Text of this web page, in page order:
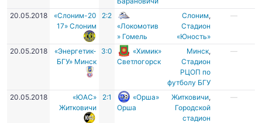
20.05.2018
«Слоним-20
17» Слоним
2:2
«Локомотив
» Гомель
Слоним,
Стадион
«Юность»
—
20.05.2018
«Энергетик-
БГУ» Минск
3:0
«Химик»
Светлогорск
Минск,
Стадион
РЦОП по
футболу БГУ
—
20.05.2018
«ЮАС»
Житковичи
2:1
«Орша»
Орша
Житковичи,
Городской
стадион
—